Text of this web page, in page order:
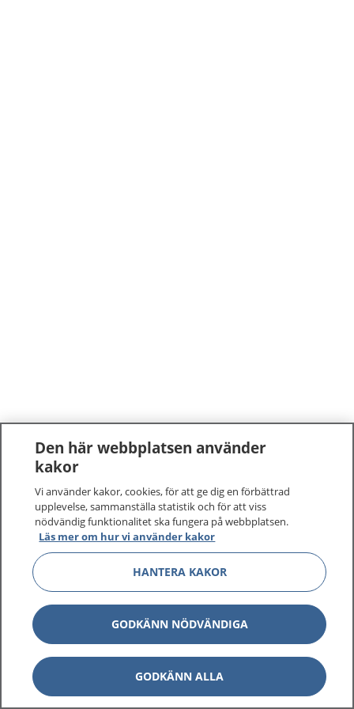
Den här webbplatsen använder
kakor
Vi använder kakor, cookies, för att ge dig en förbättrad
upplevelse, sammanställa statistik och för att viss
nödvändig funktionalitet ska fungera på webbplatsen.
Läs mer om hur vi använder kakor
HANTERA KAKOR
GODKÄNN NÖDVÄNDIGA
GODKÄNN ALLA